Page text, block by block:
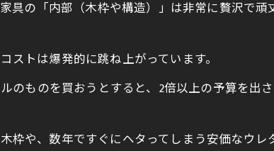
具の「内部（木枠や構造）」は非常に贅沢で頑
トは爆発的に跳ね上がっています。
のものを買おうとすると、2倍以上の予算を出
枠や、数年ですぐにヘタってしまう安価なウレ